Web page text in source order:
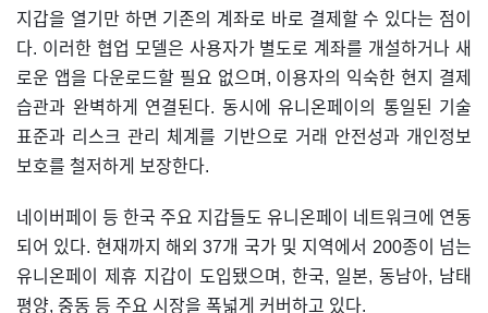
지갑을 열기만 하면 기존의 계좌로 바로 결제할 수 있다는 점이
다. 이러한 협업 모델은 사용자가 별도로 계좌를 개설하거나 새
로운 앱을 다운로드할 필요 없으며, 이용자의 익숙한 현지 결제
습관과 완벽하게 연결된다. 동시에 유니온페이의 통일된 기술
표준과 리스크 관리 체계를 기반으로 거래 안전성과 개인정보
보호를 철저하게 보장한다.
네이버페이 등 한국 주요 지갑들도 유니온페이 네트워크에 연동
되어 있다. 현재까지 해외 37개 국가 및 지역에서 200종이 넘는
유니온페이 제휴 지갑이 도입됐으며, 한국, 일본, 동남아, 남태
평양, 중동 등 주요 시장을 폭넓게 커버하고 있다.